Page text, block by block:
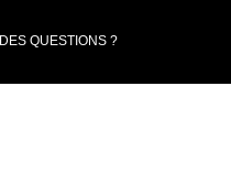
DES QUESTIONS ?